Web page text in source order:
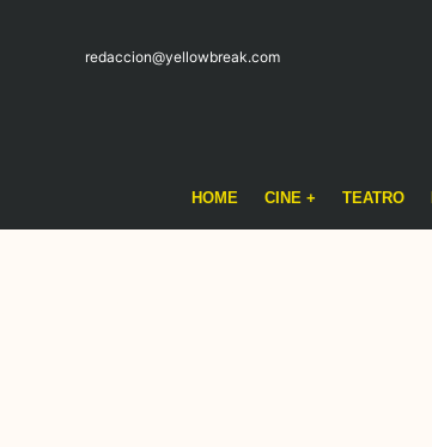
redaccion@yellowbreak.com
HOME CINE + TEATRO